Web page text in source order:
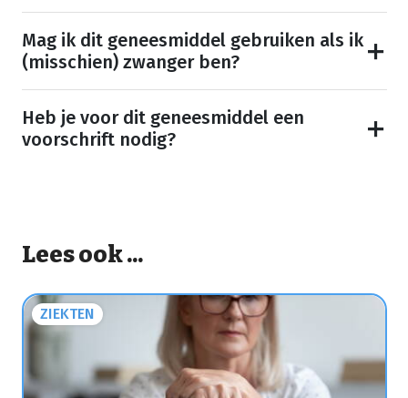
Mag ik dit geneesmiddel gebruiken als ik
(misschien) zwanger ben?
Heb je voor dit geneesmiddel een
voorschrift nodig?
Lees ook ...
ZIEKTEN